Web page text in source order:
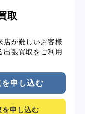
取
店が難しいお客様
出張買取をご利用
申し込む
申し込む